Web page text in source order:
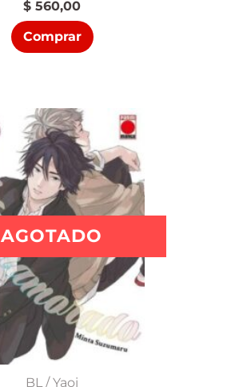
$ 560,00
Comprar
AGOTADO
BL / Yaoi